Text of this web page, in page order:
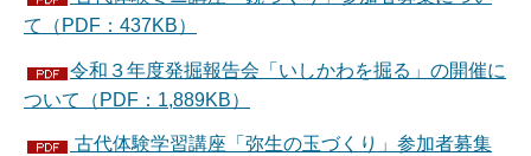
て（PDF：437KB）
令和３年度発掘報告会「いしかわを掘る」の開催に
ついて（PDF：1,889KB）
古代体験学習講座「弥生の玉づくり」参加者募集